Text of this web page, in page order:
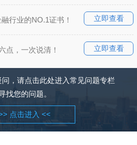
立即查看
行业的NO.1证书！
立即查看
点，一次说清！
，请点击此处进入常见问题专栏
找您的问题。
点击进入 <<